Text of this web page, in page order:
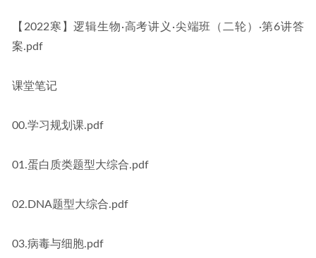
【2022寒】逻辑生物·高考讲义·尖端班（二轮）·第6讲答
案.pdf
课堂笔记
00.学习规划课.pdf
01.蛋白质类题型大综合.pdf
02.DNA题型大综合.pdf
03.病毒与细胞.pdf